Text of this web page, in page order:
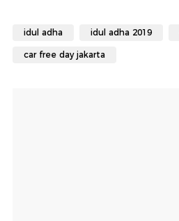
idul adha idul adha 2019
car free day jakarta